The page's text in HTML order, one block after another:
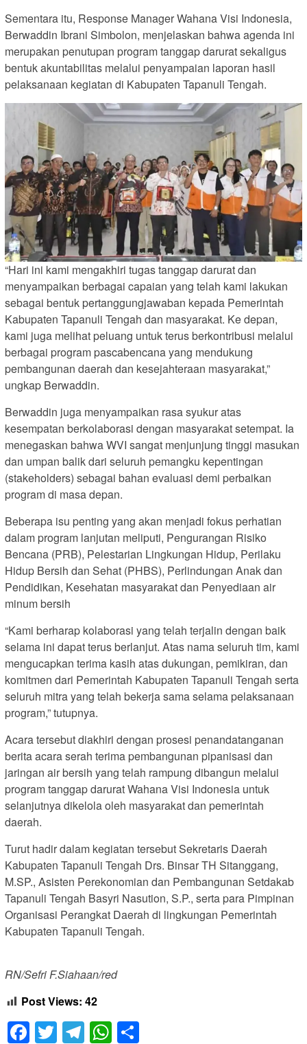
Sementara itu, Response Manager Wahana Visi Indonesia,
Berwaddin Ibrani Simbolon, menjelaskan bahwa agenda ini
merupakan penutupan program tanggap darurat sekaligus
bentuk akuntabilitas melalui penyampaian laporan hasil
pelaksanaan kegiatan di Kabupaten Tapanuli Tengah.
“Hari ini kami mengakhiri tugas tanggap darurat dan
menyampaikan berbagai capaian yang telah kami lakukan
sebagai bentuk pertanggungjawaban kepada Pemerintah
Kabupaten Tapanuli Tengah dan masyarakat. Ke depan,
kami juga melihat peluang untuk terus berkontribusi melalui
berbagai program pascabencana yang mendukung
pembangunan daerah dan kesejahteraan masyarakat,”
ungkap Berwaddin.
Berwaddin juga menyampaikan rasa syukur atas
kesempatan berkolaborasi dengan masyarakat setempat. Ia
menegaskan bahwa WVI sangat menjunjung tinggi masukan
dan umpan balik dari seluruh pemangku kepentingan
(stakeholders) sebagai bahan evaluasi demi perbaikan
program di masa depan.
Beberapa isu penting yang akan menjadi fokus perhatian
dalam program lanjutan meliputi, Pengurangan Risiko
Bencana (PRB), Pelestarian Lingkungan Hidup, Perilaku
Hidup Bersih dan Sehat (PHBS), Perlindungan Anak dan
Pendidikan, Kesehatan masyarakat dan Penyediaan air
minum bersih
“Kami berharap kolaborasi yang telah terjalin dengan baik
selama ini dapat terus berlanjut. Atas nama seluruh tim, kami
mengucapkan terima kasih atas dukungan, pemikiran, dan
komitmen dari Pemerintah Kabupaten Tapanuli Tengah serta
seluruh mitra yang telah bekerja sama selama pelaksanaan
program,” tutupnya.
Acara tersebut diakhiri dengan prosesi penandatanganan
berita acara serah terima pembangunan pipanisasi dan
jaringan air bersih yang telah rampung dibangun melalui
program tanggap darurat Wahana Visi Indonesia untuk
selanjutnya dikelola oleh masyarakat dan pemerintah
daerah.
Turut hadir dalam kegiatan tersebut Sekretaris Daerah
Kabupaten Tapanuli Tengah Drs. Binsar TH Sitanggang,
M.SP., Asisten Perekonomian dan Pembangunan Setdakab
Tapanuli Tengah Basyri Nasution, S.P., serta para Pimpinan
Organisasi Perangkat Daerah di lingkungan Pemerintah
Kabupaten Tapanuli Tengah.
RN/Sefri F.Siahaan/red
Post Views: 42
Facebook
Twitter
Telegram
WhatsApp